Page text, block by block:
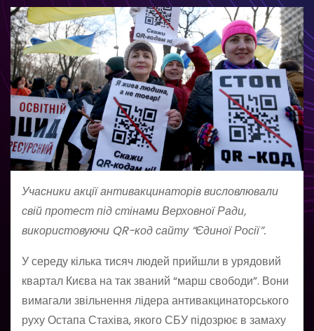
Учасники акції антивакцинаторів висловлювали
свій протест під стінами Верховної Ради,
використовуючи QR-код сайту “Єдиної Росії”.
У середу кілька тисяч людей прийшли в урядовий
квартал Києва на так званий “марш свободи”. Вони
вимагали звільнення лідера антивакцинаторського
руху Остапа Стахіва, якого СБУ підозрює в замаху